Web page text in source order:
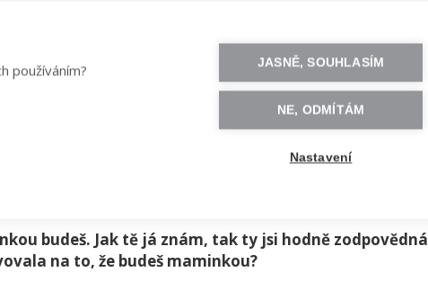
svět, a jakým způsobem chceme potom pokračovat, a
k výchově, což, jak jsme poznali později, je
máme možnosti, a z těch možností si vybrat tu
budeš. Jak tě já znám, tak ty jsi hodně zodpovědná
na to, že budeš maminkou?
používáním? JASNĚ, SOUHLASÍM
NE, ODMÍTÁM
Nastavení